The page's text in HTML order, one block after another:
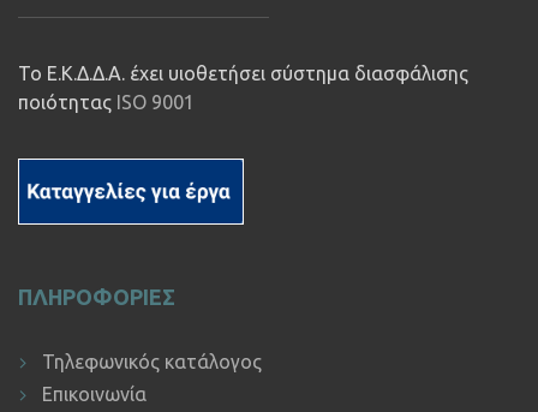
Το Ε.Κ.Δ.Δ.Α. έχει υιοθετήσει σύστημα διασφάλισης
ποιότητας ISO 9001
ΠΛΗΡΟΦΟΡΙΕΣ
Τηλεφωνικός κατάλογος
Επικοινωνία